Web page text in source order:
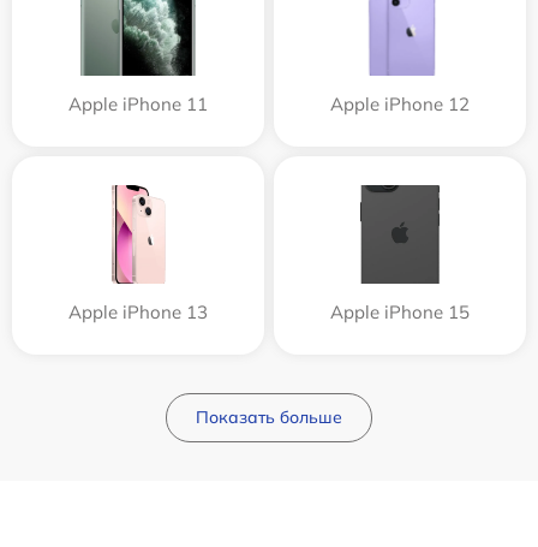
Apple iPhone 11 Apple iPhone 12
Apple iPhone 13 Apple iPhone 15
Показать больше